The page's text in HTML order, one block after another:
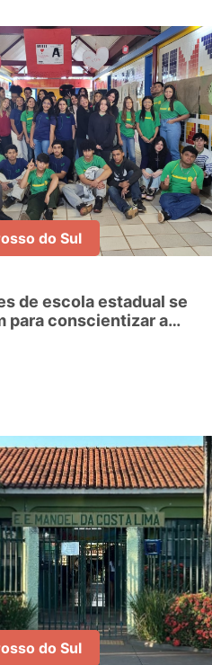
do Sul
de escola estadual se
para conscientizar a
do Sul